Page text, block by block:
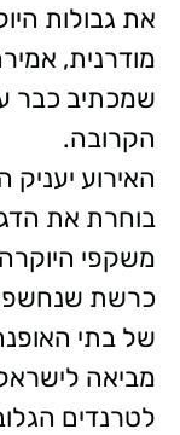
את גבולות
מודרנית,
שמכתיב כבר
הקרובה.
האירוע
בוחרת את
משקפי היוקרה
כרשת
של בתי
מביאה
לטרנדים